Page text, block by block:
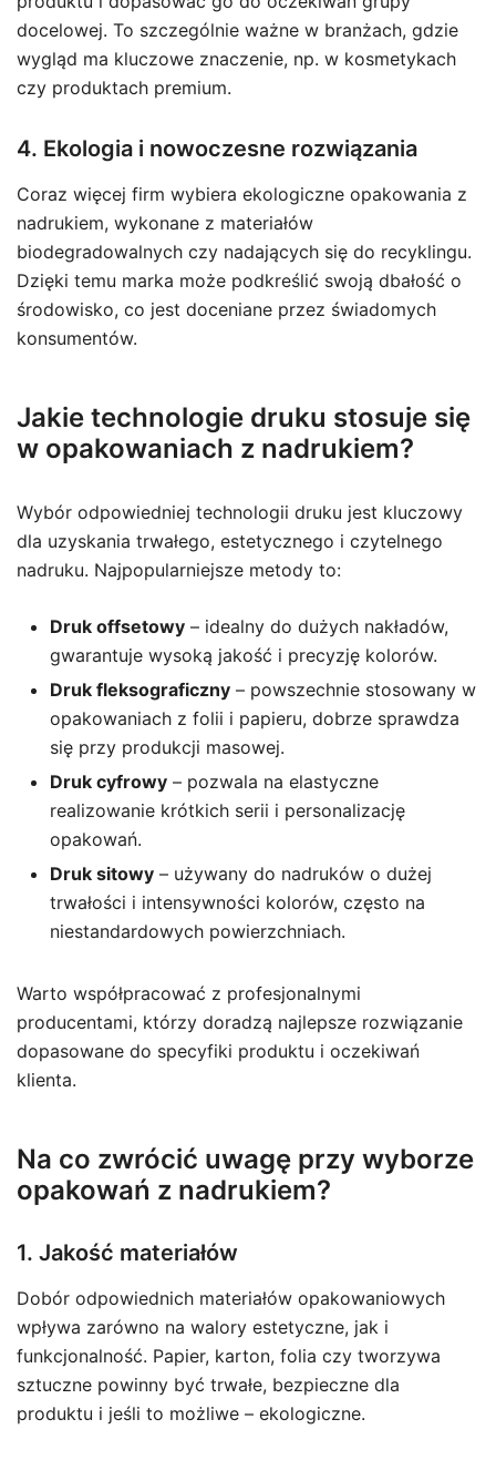
docelowej. To szczególnie ważne w branżach, gdzie
wygląd ma kluczowe znaczenie, np. w kosmetykach
czy produktach premium.
4. Ekologia i nowoczesne rozwiązania
Coraz więcej firm wybiera ekologiczne opakowania z
nadrukiem, wykonane z materiałów
biodegradowalnych czy nadających się do recyklingu.
Dzięki temu marka może podkreślić swoją dbałość o
środowisko, co jest doceniane przez świadomych
konsumentów.
Jakie technologie druku stosuje się
w opakowaniach z nadrukiem?
Wybór odpowiedniej technologii druku jest kluczowy
dla uzyskania trwałego, estetycznego i czytelnego
nadruku. Najpopularniejsze metody to:
Druk offsetowy – idealny do dużych nakładów,
gwarantuje wysoką jakość i precyzję kolorów.
Druk fleksograficzny – powszechnie stosowany w
opakowaniach z folii i papieru, dobrze sprawdza
się przy produkcji masowej.
Druk cyfrowy – pozwala na elastyczne
realizowanie krótkich serii i personalizację
opakowań.
Druk sitowy – używany do nadruków o dużej
trwałości i intensywności kolorów, często na
niestandardowych powierzchniach.
Warto współpracować z profesjonalnymi
producentami, którzy doradzą najlepsze rozwiązanie
dopasowane do specyfiki produktu i oczekiwań
klienta.
Na co zwrócić uwagę przy wyborze
opakowań z nadrukiem?
1. Jakość materiałów
Dobór odpowiednich materiałów opakowaniowych
wpływa zarówno na walory estetyczne, jak i
funkcjonalność. Papier, karton, folia czy tworzywa
sztuczne powinny być trwałe, bezpieczne dla
produktu i jeśli to możliwe – ekologiczne.